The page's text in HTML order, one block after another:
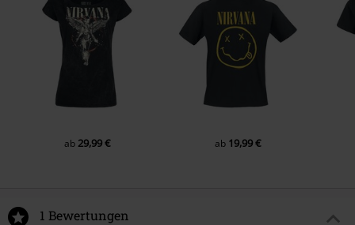
ab 29,99 € ab 19,99 €
1 Bewertungen